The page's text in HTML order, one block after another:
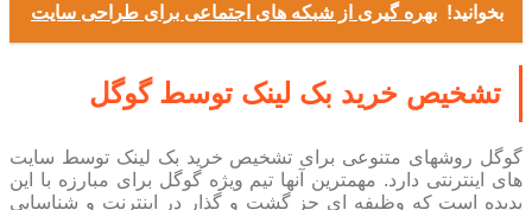
بخوانید! بهره گیری از شبکه های اجتماعی برای طراحی سایت
تشخیص خرید بک لینک توسط گوگل
گوگل روشهای متنوعی برای تشخیص خرید بک لینک توسط سایت
های اینترنتی دارد. مهمترین آنها تیم ویژه گوگل برای مبارزه با این
پدیده است که وظیفه ای جز گشت و گذار در اینترنت و شناسایی